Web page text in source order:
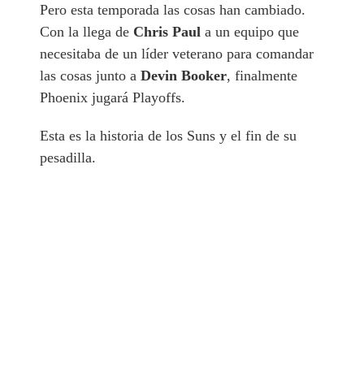
Pero esta temporada las cosas han cambiado.
Con la llega de Chris Paul a un equipo que
necesitaba de un líder veterano para comandar
las cosas junto aDevin Booker, finalmente
Phoenix jugará Playoffs.
Esta es la historia de los Suns y el fin de su
pesadilla.